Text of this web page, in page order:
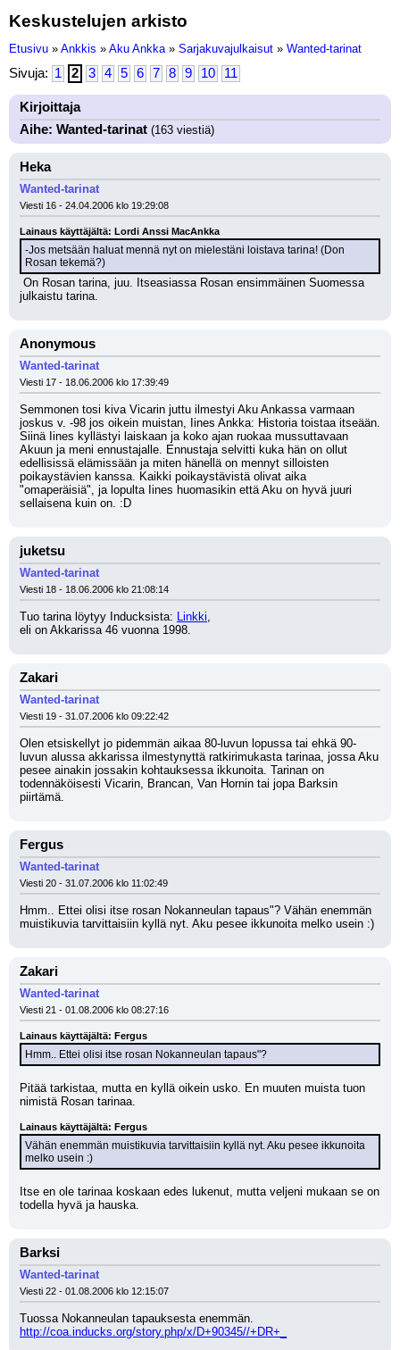
Keskustelujen arkisto
Etusivu » Ankkis » Aku Ankka » Sarjakuvajulkaisut » Wanted-tarinat
Sivuja: 1 2 3 4 5 6 7 8 9 10 11
Kirjoittaja
Aihe: Wanted-tarinat (163 viestiä)
Heka
Wanted-tarinat
Viesti 16 - 24.04.2006 klo 19:29:08
Lainaus käyttäjältä: Lordi Anssi MacAnkka
-Jos metsään haluat mennä nyt on mielestäni loistava tarina! (Don
Rosan tekemä?)
julkaistu tarina.
Anonymous
Wanted-tarinat
Viesti 17 - 18.06.2006 klo 17:39:49
Semmonen tosi kiva Vicarin juttu ilmestyi Aku Ankassa varmaan
joskus v. -98 jos oikein muistan, Iines Ankka: Historia toistaa itseään.
Siinä Iines kyllästyi laiskaan ja koko ajan ruokaa mussuttavaan
Akuun ja meni ennustajalle. Ennustaja selvitti kuka hän on ollut
edellisissä elämissään ja miten hänellä on mennyt silloisten
poikaystävien kanssa. Kaikki poikaystävistä olivat aika
"omaperäisiä", ja lopulta Iines huomasikin että Aku on hyvä juuri
sellaisena kuin on. :D
juketsu
Wanted-tarinat
Viesti 18 - 18.06.2006 klo 21:08:14
Tuo tarina löytyy Inducksista: Linkki,
eli on Akkarissa 46 vuonna 1998.
Zakari
Wanted-tarinat
Viesti 19 - 31.07.2006 klo 09:22:42
Olen etsiskellyt jo pidemmän aikaa 80-luvun lopussa tai ehkä 90-
luvun alussa akkarissa ilmestynyttä ratkirimukasta tarinaa, jossa Aku
pesee ainakin jossakin kohtauksessa ikkunoita. Tarinan on
todennäköisesti Vicarin, Brancan, Van Hornin tai jopa Barksin
piirtämä.
Fergus
Wanted-tarinat
Viesti 20 - 31.07.2006 klo 11:02:49
Hmm.. Ettei olisi itse rosan Nokanneulan tapaus"? Vähän enemmän
muistikuvia tarvittaisiin kyllä nyt. Aku pesee ikkunoita melko usein :)
Zakari
Wanted-tarinat
Viesti 21 - 01.08.2006 klo 08:27:16
Lainaus käyttäjältä: Fergus
Hmm.. Ettei olisi itse rosan Nokanneulan tapaus"?
Pitää tarkistaa, mutta en kyllä oikein usko. En muuten muista tuon
nimistä Rosan tarinaa.
Lainaus käyttäjältä: Fergus
Vähän enemmän muistikuvia tarvittaisiin kyllä nyt. Aku pesee ikkunoita
melko usein :)
Itse en ole tarinaa koskaan edes lukenut, mutta veljeni mukaan se on
todella hyvä ja hauska.
Barksi
Wanted-tarinat
Viesti 22 - 01.08.2006 klo 12:15:07
Tuossa Nokanneulan tapauksesta enemmän.
http://coa.inducks.org/story.php/x/D+90345//+DR+_